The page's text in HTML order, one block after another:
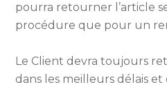
pourra retourner l’article
procédure que pour un
Le Client devra toujours
dans les meilleurs délais et